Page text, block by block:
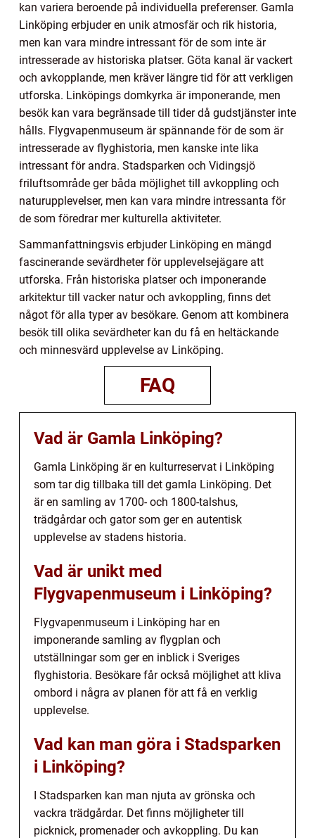
kan variera beroende på individuella preferenser. Gamla
Linköping erbjuder en unik atmosfär och rik historia,
men kan vara mindre intressant för de som inte är
intresserade av historiska platser. Göta kanal är vackert
och avkopplande, men kräver längre tid för att verkligen
utforska. Linköpings domkyrka är imponerande, men
besök kan vara begränsade till tider då gudstjänster inte
hålls. Flygvapenmuseum är spännande för de som är
intresserade av flyghistoria, men kanske inte lika
intressant för andra. Stadsparken och Vidingsjö
friluftsområde ger båda möjlighet till avkoppling och
naturupplevelser, men kan vara mindre intressanta för
de som föredrar mer kulturella aktiviteter.
Sammanfattningsvis erbjuder Linköping en mängd
fascinerande sevärdheter för upplevelsejägare att
utforska. Från historiska platser och imponerande
arkitektur till vacker natur och avkoppling, finns det
något för alla typer av besökare. Genom att kombinera
besök till olika sevärdheter kan du få en heltäckande
och minnesvärd upplevelse av Linköping.
FAQ
Vad är Gamla Linköping?
Gamla Linköping är en kulturreservat i Linköping
som tar dig tillbaka till det gamla Linköping. Det
är en samling av 1700- och 1800-talshus,
trädgårdar och gator som ger en autentisk
upplevelse av stadens historia.
Vad är unikt med
Flygvapenmuseum i Linköping?
Flygvapenmuseum i Linköping har en
imponerande samling av flygplan och
utställningar som ger en inblick i Sveriges
flyghistoria. Besökare får också möjlighet att kliva
ombord i några av planen för att få en verklig
upplevelse.
Vad kan man göra i Stadsparken
i Linköping?
I Stadsparken kan man njuta av grönska och
vackra trädgårdar. Det finns möjligheter till
picknick, promenader och avkoppling. Du kan